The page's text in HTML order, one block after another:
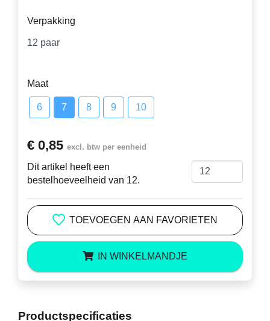
Verpakking
Maat
6 7 8 9 10
€ 0,85 excl. btw per eenheid
Dit artikel heeft een
bestelhoeveelheid van 12.
TOEVOEGEN AAN FAVORIETEN
IN WINKELMANDJE
Productspecificaties